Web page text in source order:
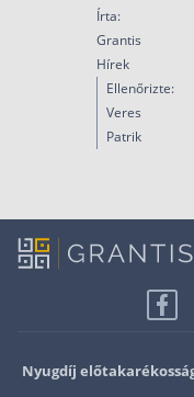
Írta:
Grantis
Hírek
Ellenőrizte:
Veres
Patrik
Nyugdíj